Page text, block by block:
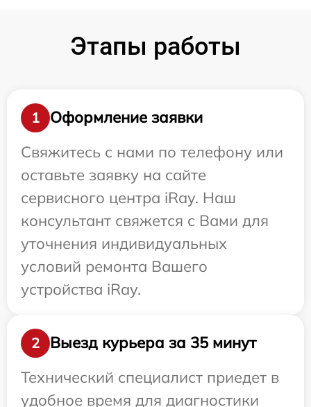
Этапы работы
1
Оформление заявки
Свяжитесь с нами по телефону или
оставьте заявку на сайте
сервисного центра iRay. Наш
консультант свяжется с Вами для
уточнения индивидуальных
условий ремонта Вашего
устройства iRay.
2
Выезд курьера за 35 минут
Технический специалист приедет в
удобное время для диагностики